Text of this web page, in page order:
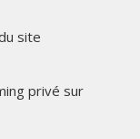
site
privé sur